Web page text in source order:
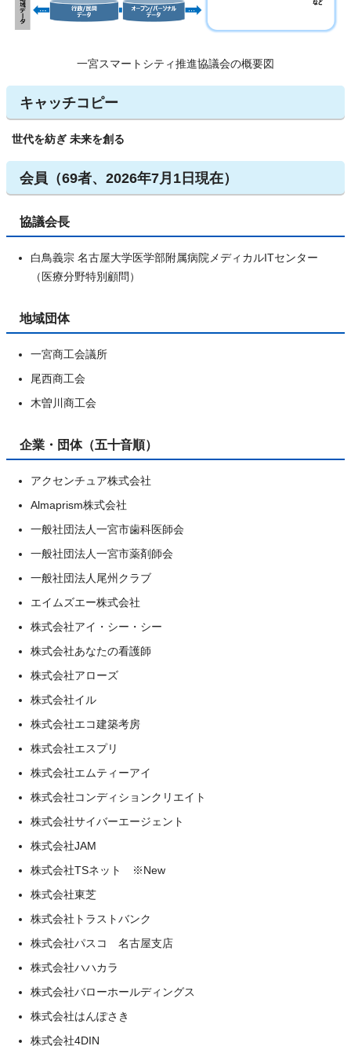
一宮スマートシティ推進協議会の概要図
キャッチコピー
世代を紡ぎ 未来を創る
会員（69者、2026年7月1日現在）
協議会長
白鳥義宗 名古屋大学医学部附属病院メディカルITセンター
（医療分野特別顧問）
地域団体
一宮商工会議所
尾西商工会
木曽川商工会
企業・団体（五十音順）
アクセンチュア株式会社
Almaprism株式会社
一般社団法人一宮市歯科医師会
一般社団法人一宮市薬剤師会
一般社団法人尾州クラブ
エイムズエー株式会社
株式会社アイ・シー・シー
株式会社あなたの看護師
株式会社アローズ
株式会社イル
株式会社エコ建築考房
株式会社エスプリ
株式会社エムティーアイ
株式会社コンディションクリエイト
株式会社サイバーエージェント
株式会社JAM
株式会社TSネット ※New
株式会社東芝
株式会社トラストバンク
株式会社パスコ 名古屋支店
株式会社ハハカラ
株式会社バローホールディングス
株式会社はんぽさき
株式会社4DIN